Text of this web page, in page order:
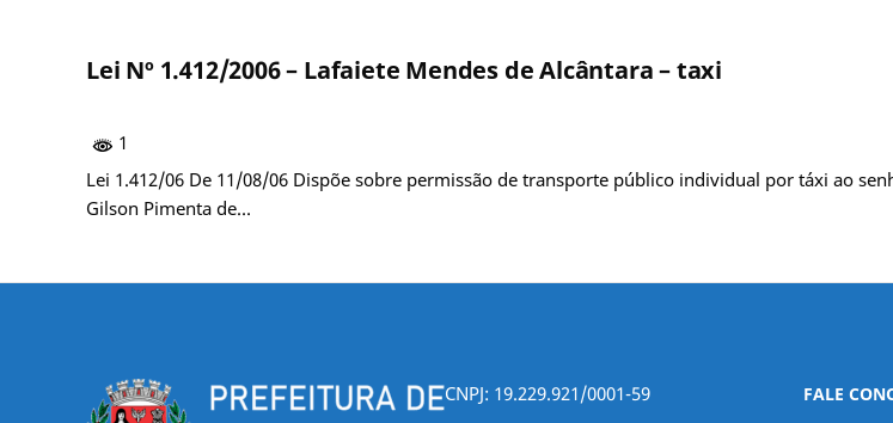
Lei Nº 1.412/2006 – Lafaiete Mendes de Alcântara – taxi
1
Lei 1.412/06 De 11/08/06 Dispõe sobre permissão de transporte público individual por táxi ao
Gilson Pimenta de…
CNPJ: 19.229.921/0001-59 FALE